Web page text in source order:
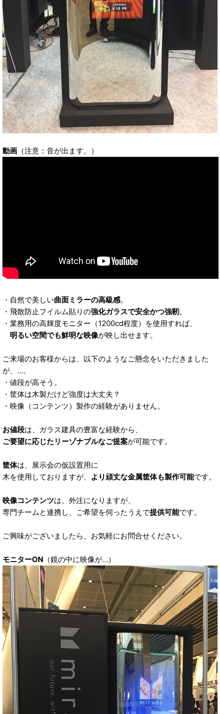
動画 （注意：音が出ます。）
・自然で美しい曲面ミラーの高級感。
・飛散防止フイルム貼りの強化ガラスで安全かつ強靭。
・業務用の高輝度モニター（1200cd程度）を使用すれば、
明るい空間でも鮮明な映像が映し出せます。
ご来場のお客様からは、以下のようなご懸念をいただきました
が、…。
・値段が高そう。
・筐体は木製だけど強度は大丈夫？
・映像（コンテンツ）製作の経験がありません。
お値段は、ガラス建具の豊富な経験から、
ご要望に応じたリーゾナブルなご提案が可能です。
筐体は、展示会の仮設置用に
木を使用しておりますが、
より頑丈な金属筐体も製作可能です。
映像コンテンツは、外注になりますが、
専門チームと連携し、ご希望を伺ったうえで提供可能です。
ご興味がございましたら、お気軽にお問合せください。
モニターON （鏡の中に映像が…）